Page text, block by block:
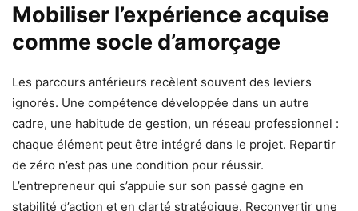
Mobiliser l’expérience acquise
comme socle d’amorçage
Les parcours antérieurs recèlent souvent des leviers
ignorés. Une compétence développée dans un autre
cadre, une habitude de gestion, un réseau professionnel :
chaque élément peut être intégré dans le projet. Repartir
de zéro n’est pas une condition pour réussir.
L’entrepreneur qui s’appuie sur son passé gagne en
stabilité d’action et en clarté stratégique. Reconvertir une